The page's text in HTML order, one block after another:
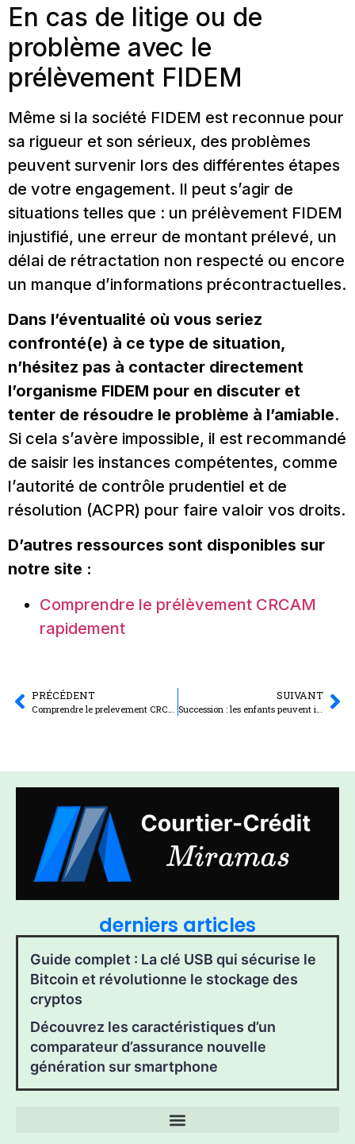
En cas de litige ou de
problème avec le
prélèvement FIDEM
Même si la société FIDEM est reconnue pour
sa rigueur et son sérieux, des problèmes
peuvent survenir lors des différentes étapes
de votre engagement. Il peut s’agir de
situations telles que : un prélèvement FIDEM
injustifié, une erreur de montant prélevé, un
délai de rétractation non respecté ou encore
un manque d’informations précontractuelles.
Dans l’éventualité où vous seriez
confronté(e) à ce type de situation,
n’hésitez pas à contacter directement
l’organisme FIDEM pour en discuter et
tenter de résoudre le problème à l’amiable.
Si cela s’avère impossible, il est recommandé
de saisir les instances compétentes, comme
l’autorité de contrôle prudentiel et de
résolution (ACPR) pour faire valoir vos droits.
D’autres ressources sont disponibles sur
notre site :
Comprendre le prélèvement CRCAM
rapidement
PRÉCÉDENT SUIVANT
derniers articles
Guide complet : La clé USB qui sécurise le
Bitcoin et révolutionne le stockage des
cryptos
Découvrez les caractéristiques d’un
comparateur d’assurance nouvelle
génération sur smartphone